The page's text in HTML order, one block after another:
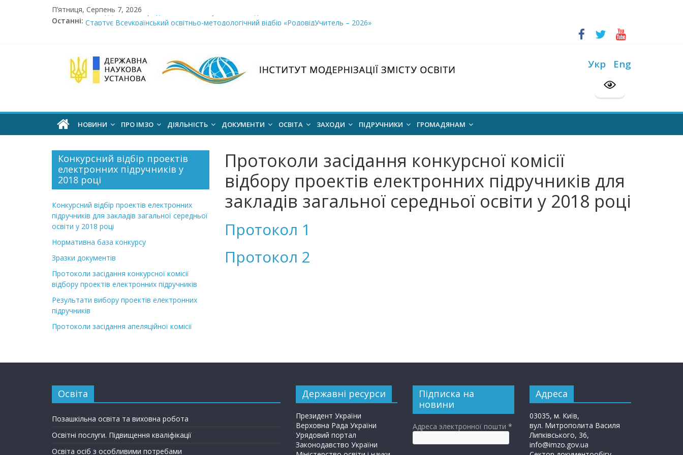
П’ятниця, Серпень 7, 2026
Останні:
Сімнадцята міжнародна виставка «Сучасні заклади освіти»
Стартує Всеукраїнський освітньо-методологічний відбір «РодовідУчитель – 2026»
Розпочато прийом документів на конкурс для здобуття академічних стипендій імені Героїв Небесної Сотні на 2026/2027 н. р.
Інститут
модернізації
змісту
освіти
офіційний
веб-
Укр Eng
НОВИНИ ПРО ІМЗО ДІЯЛЬНІСТЬ ДОКУМЕНТИ ОСВІТА ЗАХОДИ ПІДРУЧНИКИ ГРОМАДЯНАМ
Протоколи засідання конкурсної комісії
відбору проектів електронних підручників для
закладів загальної середньої освіти у 2018 році
Протокол 1
Протокол 2
Конкурсний відбір проектів
електронних підручників у
2018 році
Конкурсний відбір проектів електронних
підручників для закладів загальної середньої
освіти у 2018 році
Нормативна база конкурсу
Зразки документів
Протоколи засідання конкурсної комісії
відбору проектів електронних підручників
Результати вибору проектів електронних
підручників
Протоколи засідання апеляційної комісії
Освіта
Позашкільна освіта та виховна робота
Освітні послуги. Підвищення кваліфікації
Освіта осіб з особливими потребами
Державні ресурси
Президент України
Верховна Рада України
Урядовий портал
Законодавство України
Підписка на
новини
Адреса электронної пошти *
Адреса
03035, м. Київ,
вул. Митрополита Василя
Липківського, 36,
info@imzo.gov.ua